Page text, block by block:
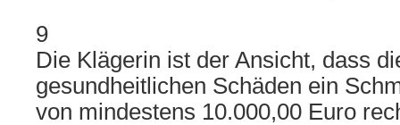
9
Die Klägerin ist der Ansicht, dass
gesundheitlichen Schäden ein
von mindestens 10.000,00 Euro